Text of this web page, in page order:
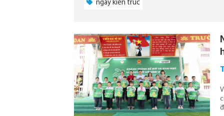
ngày kiến trúc